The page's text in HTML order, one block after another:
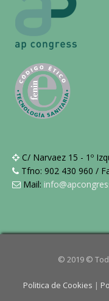
C/ Narvaez 15 - 1º
Tfno: 902 430 960 /
Mail:
© 2019 ©
Politica de Cookies |